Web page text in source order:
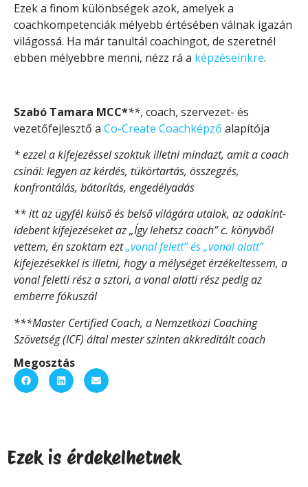
Ezek a finom különbségek azok, amelyek a
coachkompetenciák mélyebb értésében válnak igazán
világossá. Ha már tanultál coachingot, de szeretnél
ebben mélyebbre menni, nézz rá a képzéseinkre.
Szabó Tamara MCC***, coach, szervezet- és
vezetőfejlesztő a Co-Create Coachképző alapítója
* ezzel a kifejezéssel szoktuk illetni mindazt, amit a coach
csinál: legyen az kérdés, tükörtartás, összegzés,
konfrontálás, bátorítás, engedélyadás
** itt az ügyfél külső és belső világára utalok, az odakint-
idebent kifejezéseket az „Így lehetsz coach” c. könyvből
vettem, én szoktam ezt„vonal felett” és „vonal alatt”
kifejezésekkel is illetni, hogy a mélységet érzékeltessem, a
vonal feletti rész a sztori, a vonal alatti rész pedig az
emberre fókuszál
***Master Certified Coach, a Nemzetközi Coaching
Szövetség (ICF) által mester szinten akkreditált coach
Megosztás
Ezek is érdekelhetnek